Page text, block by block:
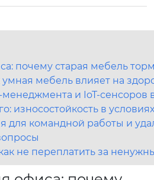
почему старая мебель
мебель влияет на
и IoT-сенсоров
износостойкость в
для командной работы и
не переплатить за